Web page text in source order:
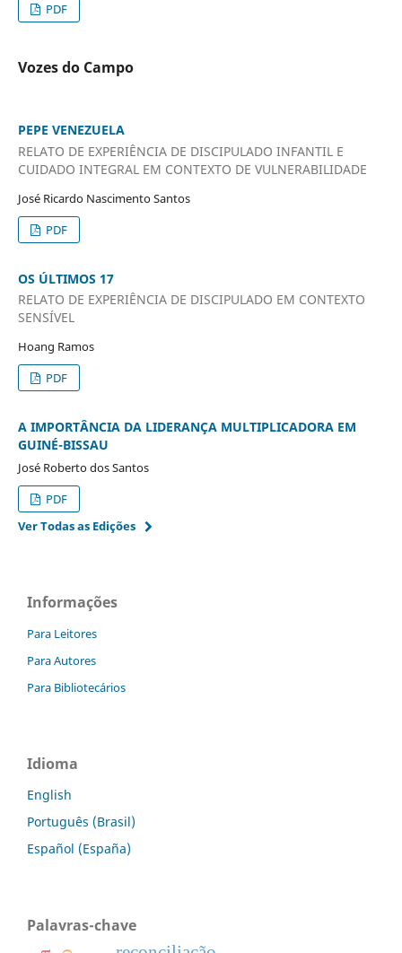
PDF
Vozes do Campo
PEPE VENEZUELA
RELATO DE EXPERIÊNCIA DE DISCIPULADO INFANTIL E
CUIDADO INTEGRAL EM CONTEXTO DE VULNERABILIDADE
José Ricardo Nascimento Santos
PDF
OS ÚLTIMOS 17
RELATO DE EXPERIÊNCIA DE DISCIPULADO EM CONTEXTO
SENSÍVEL
Hoang Ramos
PDF
A IMPORTÂNCIA DA LIDERANÇA MULTIPLICADORA EM
GUINÉ-BISSAU
José Roberto dos Santos
PDF
Ver Todas as Edições
Informações
Para Leitores
Para Autores
Para Bibliotecários
Idioma
English
Português (Brasil)
Español (España)
Palavras-chave